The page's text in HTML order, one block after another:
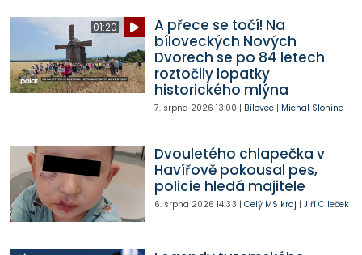
01:20
A přece se točí! Na
bíloveckých Nových
Dvorech se po 84 letech
roztočily lopatky
historického mlýna
7. srpna 2026 13:00 | Bílovec| Michal Slonina
Dvouletého chlapečka v
Havířově pokousal pes,
policie hledá majitele
6. srpna 2026 14:33 | Celý MS kraj | Jiří Cileček